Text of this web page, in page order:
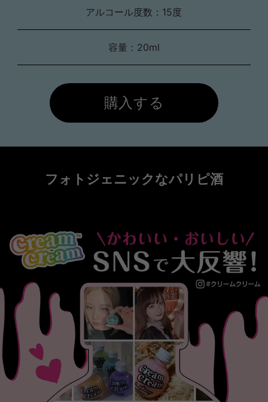
アルコール度数：15度
容量：20ml
購入する
フォトジェニックなパリピ酒